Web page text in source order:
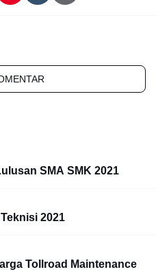
SMA SMK 2021
2021
Tollroad Maintenance